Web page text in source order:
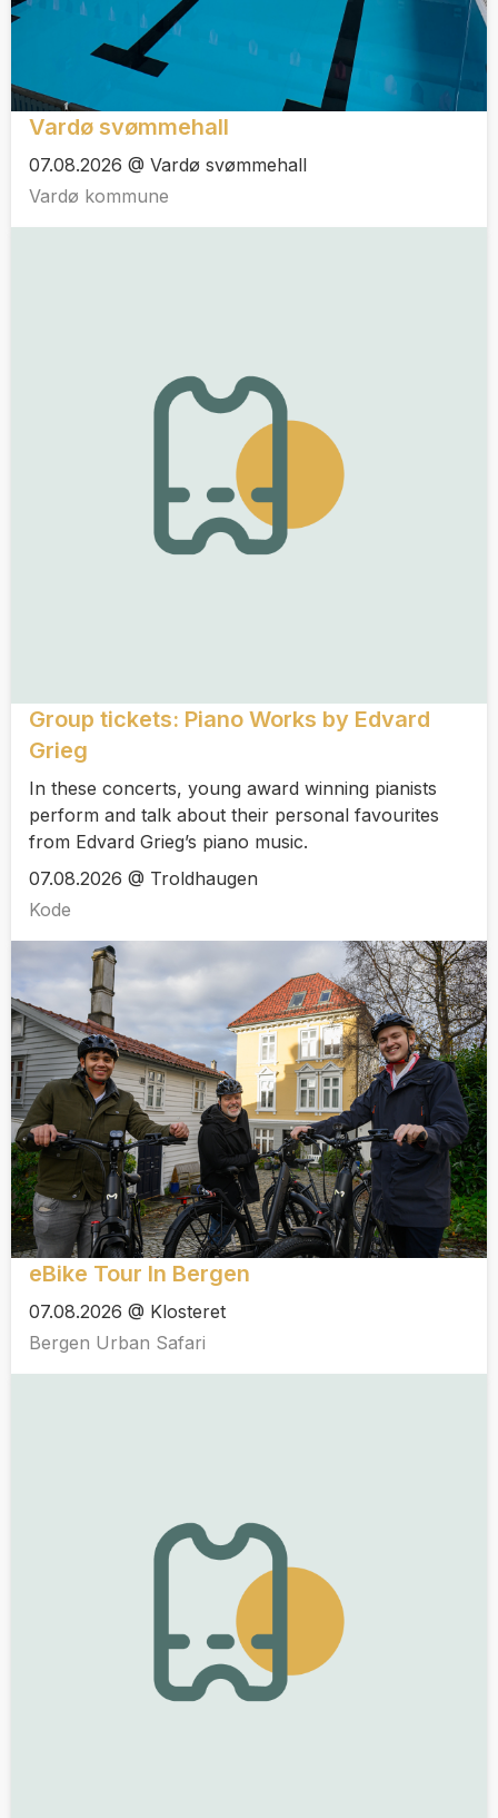
Vardø svømmehall
07.08.2026 @ Vardø svømmehall
Vardø kommune
Group tickets: Piano Works by Edvard
Grieg
In these concerts, young award winning pianists
perform and talk about their personal favourites
from Edvard Grieg’s piano music.
07.08.2026 @ Troldhaugen
Kode
eBike Tour In Bergen
07.08.2026 @ Klosteret
Bergen Urban Safari